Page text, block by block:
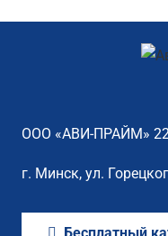
ООО «АВИ-ПРАЙМ»
г. Минск, ул.
Бесплатный